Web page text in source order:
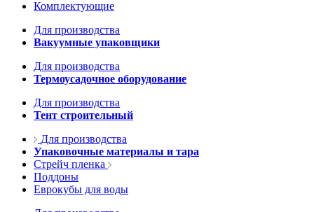
Комплектующие
Для производства
Вакуумные упаковщики
Для производства
Термоусадочное оборудование
Для производства
Тент строительный
Для производства
Упаковочные материалы и тара
Стрейч пленка
Поддоны
Еврокубы для воды